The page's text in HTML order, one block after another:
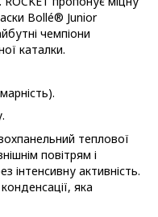
Bollé® Junior
чемпіони
каталки.
теплової
повітрям і
інтенсивну активність.
яка